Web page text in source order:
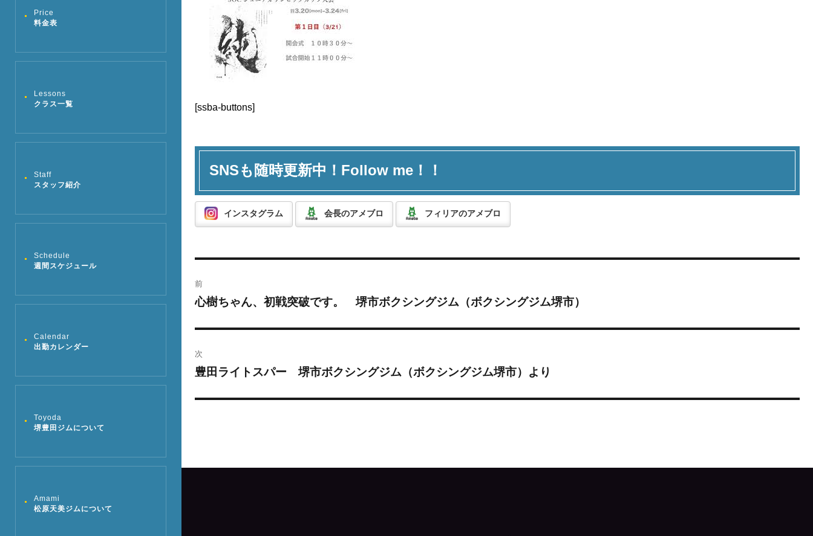
Price
料金表
Lessons
クラス一覧
Staff
スタッフ紹介
Schedule
週間スケジュール
Calendar
出勤カレンダー
Toyoda
堺豊田ジムについて
Amami
松原天美ジムについて
[ssba-buttons]
SNSも随時更新中！Follow me！！
インスタグラム 会長のアメブロ フィリアのアメブロ
稿
ナ
ビ
ゲ
ー
ン
前
過
投
稿:
心樹ちゃん、初戦突破です。 堺市ボクシングジム（ボクシングジム堺市）
次
次
豊田ライトスパー 堺市ボクシングジム（ボクシングジム堺市）より